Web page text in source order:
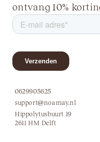
ontvang 10%
0629905625
support@noamay.nl
Hippolytusbuurt 19
2611 HM Delft